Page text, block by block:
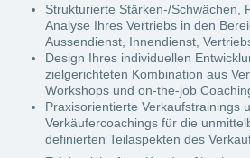
Strukturierte Stärken-/Schwächen,
Analyse Ihres Vertriebs in den
Aussendienst, Innendienst,
Design Ihres individuellen
zielgerichteten Kombination aus
Workshops und on-the-job
Praxisorientierte Verkaufstrainings
Verkäufercoachings für die
definierten Teilaspekten des